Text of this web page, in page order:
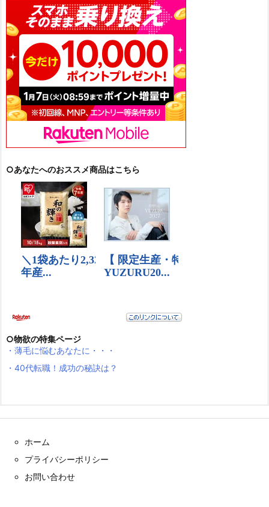
○あなたへのおススメ商品はこちら
○物欲の特集ページ
・薄毛に悩むあなたに・・・
・40代転職！成功の秘訣は？
ホーム
プライバシーポリシー
お問い合わせ